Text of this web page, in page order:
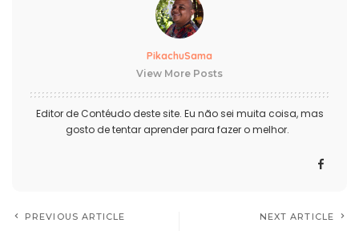
PikachuSama
View More Posts
Editor de Contéudo deste site. Eu não sei muita coisa, mas
gosto de tentar aprender para fazer o melhor.
PREVIOUS ARTICLE NEXT ARTICLE